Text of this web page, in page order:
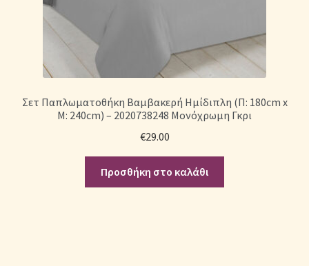
Σετ Παπλωματοθήκη Βαμβακερή Ημίδιπλη (Π: 180cm x
Μ: 240cm) – 2020738248 Μονόχρωμη Γκρι
€29.00
Προσθήκη στο καλάθι